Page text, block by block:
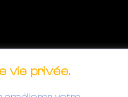
vie privée.